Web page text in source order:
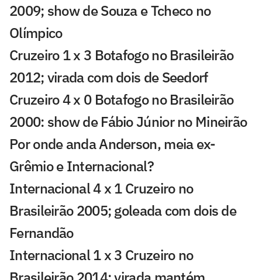
2009; show de Souza e Tcheco no
Olímpico
Cruzeiro 1 x 3 Botafogo no Brasileirão
2012; virada com dois de Seedorf
Cruzeiro 4 x 0 Botafogo no Brasileirão
2000: show de Fábio Júnior no Mineirão
Por onde anda Anderson, meia ex-
Grêmio e Internacional?
Internacional 4 x 1 Cruzeiro no
Brasileirão 2005; goleada com dois de
Fernandão
Internacional 1 x 3 Cruzeiro no